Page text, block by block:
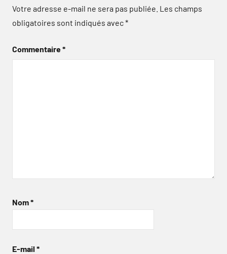
Votre adresse e-mail ne sera pas publiée. Les champs
obligatoires sont indiqués avec*
Commentaire*
Nom*
E-mail *